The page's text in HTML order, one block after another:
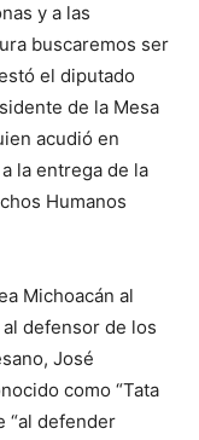
y a las
buscaremos ser
el diputado
de la Mesa
acudió en
la entrega de la
Humanos
Michoacán al
defensor de los
José
como “Tata
“al defender